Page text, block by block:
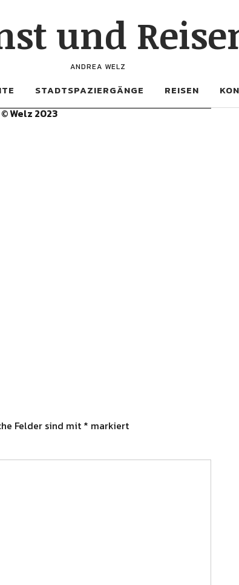
und
ANDREA WELZ
STADTSPAZIERGÄNGE REISEN
Welz 2023
Felder sind mit * markiert